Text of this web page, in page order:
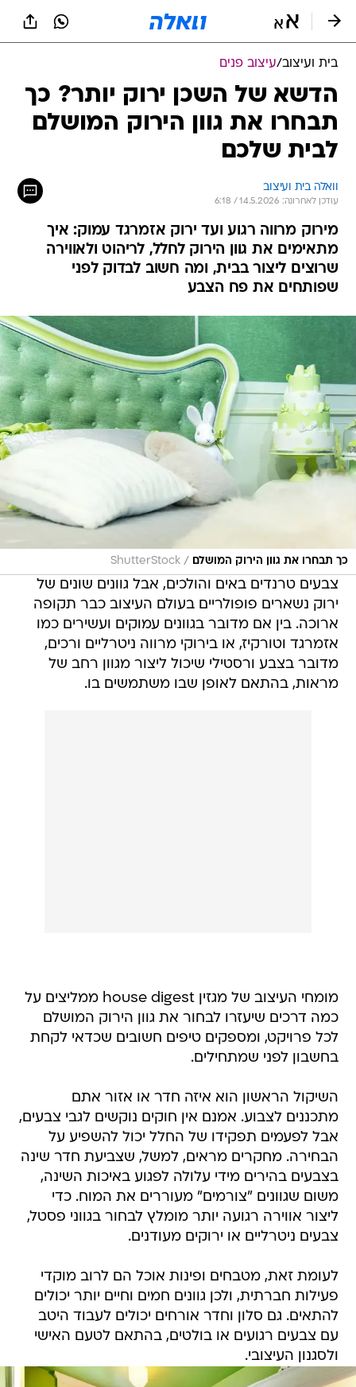
בית ועיצוב/עיצוב פנים
הדשא של השכן ירוק יותר? כך
תבחרו את גוון הירוק המושלם
לבית שלכם
וואלה בית ועיצוב
עודכן לאחרונה: 14.5.2026 / 6:18
מירוק מרווה רגוע ועד ירוק אזמרגד עמוק: איך
מתאימים את גוון הירוק לחלל, לריהוט ולאווירה
שרוצים ליצור בבית, ומה חשוב לבדוק לפני
שפותחים את פח הצבע
כך תבחרו את גוון הירוק המושלם /
ShutterStock
צבעים טרנדים באים והולכים, אבל גוונים שונים של
ירוק נשארים פופולריים בעולם העיצוב כבר תקופה
ארוכה. בין אם מדובר בגוונים עמוקים ועשירים כמו
אזמרגד וטורקיז, או בירוקי מרווה ניטרליים ורכים,
מדובר בצבע ורסטילי שיכול ליצור מגוון רחב של
מראות, בהתאם לאופן שבו משתמשים בו.
מומחי העיצוב של מגזין house digest ממליצים על
כמה דרכים שיעזרו לבחור את גוון הירוק המושלם
לכל פרויקט, ומספקים טיפים חשובים שכדאי לקחת
בחשבון לפני שמתחילים.
השיקול הראשון הוא איזה חדר או אזור אתם
מתכננים לצבוע. אמנם אין חוקים נוקשים לגבי צבעים,
אבל לפעמים תפקידו של החלל יכול להשפיע על
הבחירה. מחקרים מראים, למשל, שצביעת חדר שינה
בצבעים בהירים מידי עלולה לפגוע באיכות השינה,
משום שגוונים "צורמים" מעוררים את המוח. כדי
ליצור אווירה רגועה יותר מומלץ לבחור בגווני פסטל,
צבעים ניטרליים או ירוקים מעודנים.
לעומת זאת, מטבחים ופינות אוכל הם לרוב מוקדי
פעילות חברתית, ולכן גוונים חמים וחיים יותר יכולים
להתאים. גם סלון וחדר אורחים יכולים לעבוד היטב
עם צבעים רגועים או בולטים, בהתאם לטעם האישי
ולסגנון העיצובי.